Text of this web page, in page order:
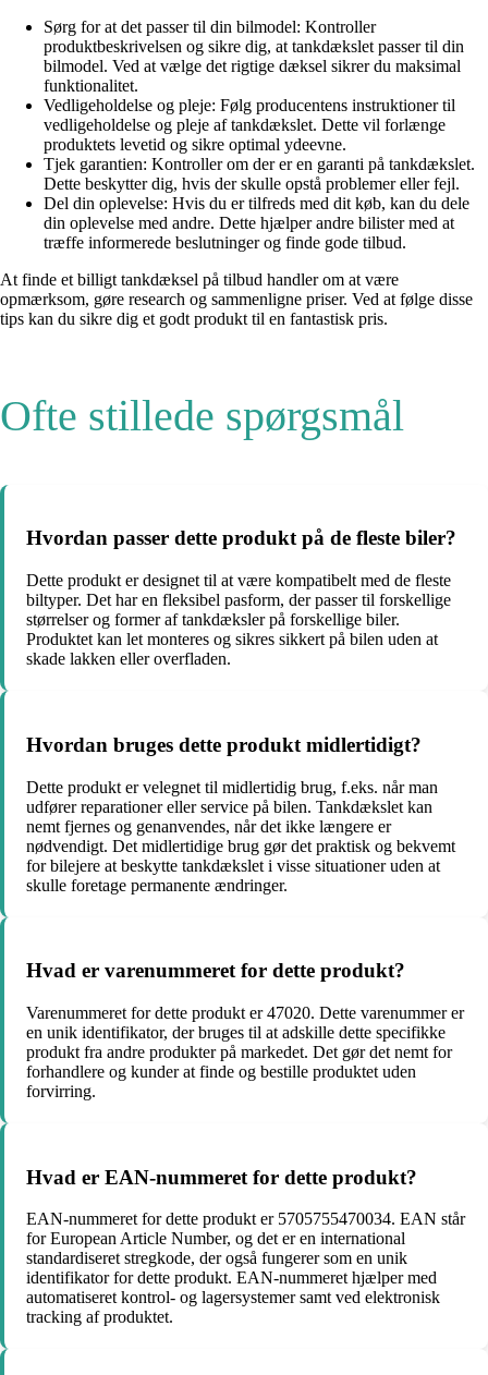
Sørg for at det passer til din bilmodel: Kontroller
produktbeskrivelsen og sikre dig, at tankdækslet passer til din
bilmodel. Ved at vælge det rigtige dæksel sikrer du maksimal
funktionalitet.
Vedligeholdelse og pleje: Følg producentens instruktioner til
vedligeholdelse og pleje af tankdækslet. Dette vil forlænge
produktets levetid og sikre optimal ydeevne.
Tjek garantien: Kontroller om der er en garanti på tankdækslet.
Dette beskytter dig, hvis der skulle opstå problemer eller fejl.
Del din oplevelse: Hvis du er tilfreds med dit køb, kan du dele
din oplevelse med andre. Dette hjælper andre bilister med at
træffe informerede beslutninger og finde gode tilbud.
At finde et billigt tankdæksel på tilbud handler om at være
opmærksom, gøre research og sammenligne priser. Ved at følge disse
tips kan du sikre dig et godt produkt til en fantastisk pris.
Ofte stillede spørgsmål
Hvordan passer dette produkt på de fleste biler?
Dette produkt er designet til at være kompatibelt med de fleste
biltyper. Det har en fleksibel pasform, der passer til forskellige
størrelser og former af tankdæksler på forskellige biler.
Produktet kan let monteres og sikres sikkert på bilen uden at
skade lakken eller overfladen.
Hvordan bruges dette produkt midlertidigt?
Dette produkt er velegnet til midlertidig brug, f.eks. når man
udfører reparationer eller service på bilen. Tankdækslet kan
nemt fjernes og genanvendes, når det ikke længere er
nødvendigt. Det midlertidige brug gør det praktisk og bekvemt
for bilejere at beskytte tankdækslet i visse situationer uden at
skulle foretage permanente ændringer.
Hvad er varenummeret for dette produkt?
Varenummeret for dette produkt er 47020. Dette varenummer er
en unik identifikator, der bruges til at adskille dette specifikke
produkt fra andre produkter på markedet. Det gør det nemt for
forhandlere og kunder at finde og bestille produktet uden
forvirring.
Hvad er EAN-nummeret for dette produkt?
EAN-nummeret for dette produkt er 5705755470034. EAN står
for European Article Number, og det er en international
standardiseret stregkode, der også fungerer som en unik
identifikator for dette produkt. EAN-nummeret hjælper med
automatiseret kontrol- og lagersystemer samt ved elektronisk
tracking af produktet.